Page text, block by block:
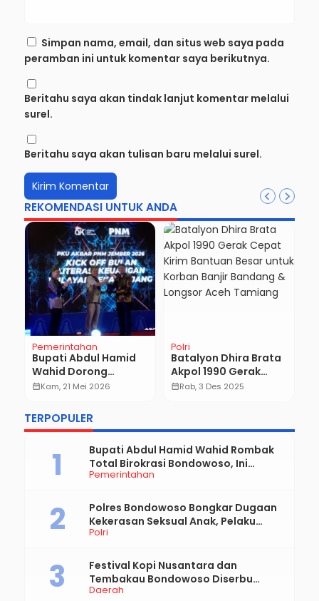
Simpan nama, email, dan situs web saya pada
peramban ini untuk komentar saya berikutnya.
Beritahu saya akan tindak lanjut komentar melalui
surel.
Beritahu saya akan tulisan baru melalui surel.
REKOMENDASI UNTUK ANDA
Pemerintahan
Bupati Abdul Hamid
Wahid Dorong
Hilirisasi UMKM,
Pusat Industri Halal
dan Republik Kopi
calendar_monthKam, 21 Mei 2026
Polri
Batalyon Dhira Brata
Akpol 1990 Gerak
Cepat Kirim Bantuan
Longsor Aceh
calendar_monthRab, 3 Des 2025
TERPOPULER
Pemerintahan
Bupati Abdul Hamid Wahid Rombak
Total Birokrasi Bondowoso, Ini
Daftar Pejabat Yang Resmi Dilantik
Polri
Polres Bondowoso Bongkar Dugaan
Kekerasan Seksual Anak, Pelaku
Diduga Ayah Kandung
Daerah
Festival Kopi Nusantara dan
Tembakau Bondowoso Diserbu
Pengunjung